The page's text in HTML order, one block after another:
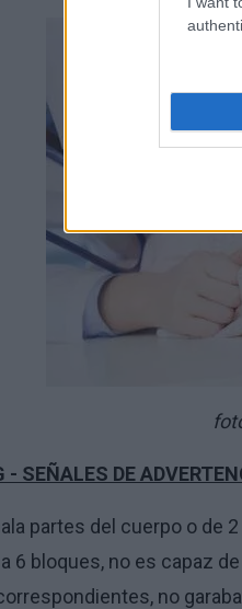
- SEÑALES DE
partes del cuerpo o de
6 bloques, no es capaz
no